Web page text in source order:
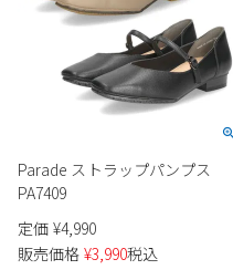
Parade ストラップパンプス
PA7409
定価 ¥4,990
販売価格 ¥3,990税込